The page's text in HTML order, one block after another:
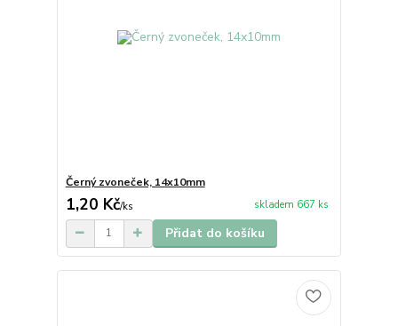
Černý zvoneček, 14x10mm
1,20 Kč/ks skladem 667 ks
Přidat do košíku